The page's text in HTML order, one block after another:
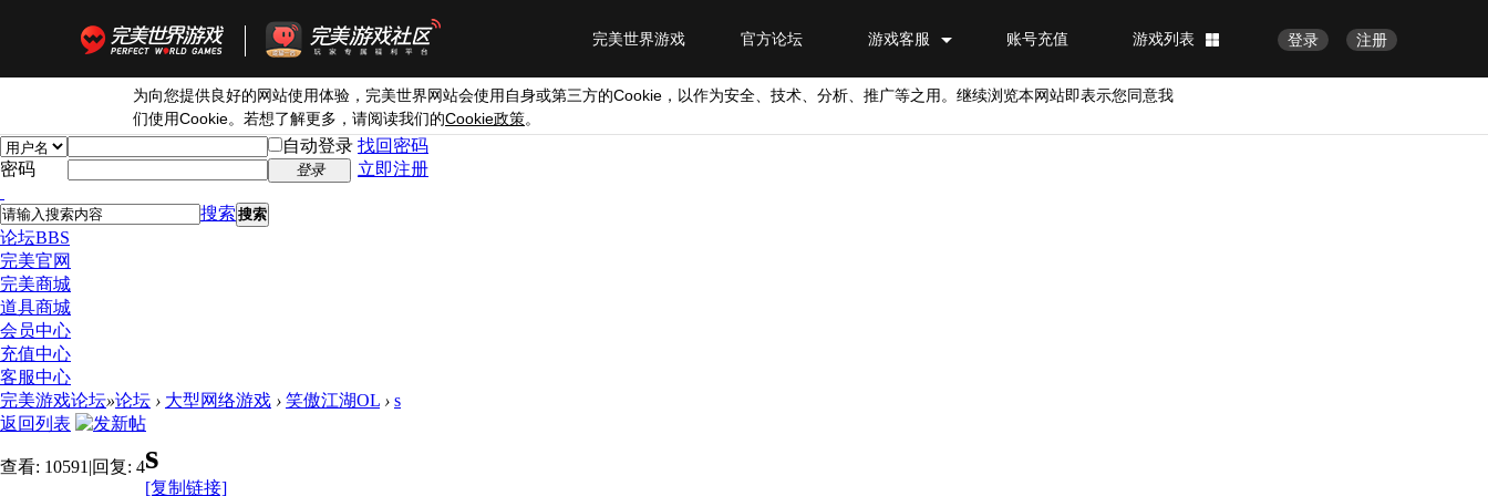
注册
登录
游戏列表
账号充值
游戏客服
官方论坛
完美世界游戏
为向您提供良好的网站使用体验，完美世界网站会使用自身或第三方的Cookie ，以作为安全、技术、分析、推广等之用。继续浏览本网站即表示您同意我
们使用Cookie。若想了解更多，请阅读我们的Cookie政策。
自动登录 找回密码
密码
登录 立即注册
搜索 搜索
论坛BBS
完美官网
完美商城
道具商城
会员中心
充值中心
客服中心
完美游戏论坛»论坛 › 大型网络游戏 › 笑傲江湖OL › s
返回列表
查看: 10591 |回复: 4s
[复制链接]